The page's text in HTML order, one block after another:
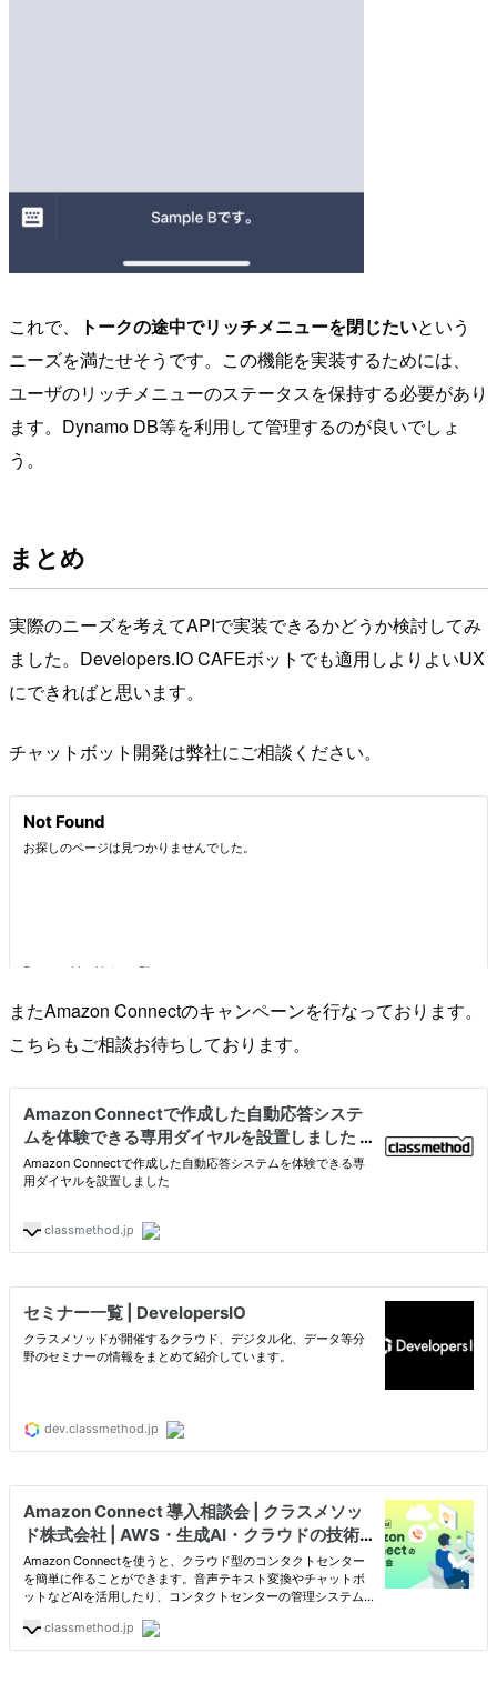
これで、 トークの途中でリッチメニューを閉じたいという
ニーズを満たせそうです。この機能を実装するためには、
ユーザのリッチメニューのステータスを保持する必要があり
ます。Dynamo DB等を利用して管理するのが良いでしょ
う。
まとめ
実際のニーズを考えてAPIで実装できるかどうか検討してみ
ました。Developers.IO CAFEボットでも適用しよりよいUX
にできればと思います。
チャットボット開発は弊社にご相談ください。
またAmazon Connectのキャンペーンを行なっております。
こちらもご相談お待ちしております。